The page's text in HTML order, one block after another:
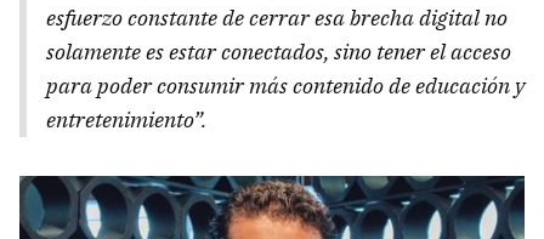
esfuerzo constante de cerrar esa brecha digital no
solamente es estar conectados, sino tener el acceso
para poder consumir más contenido de educación y
entretenimiento”.